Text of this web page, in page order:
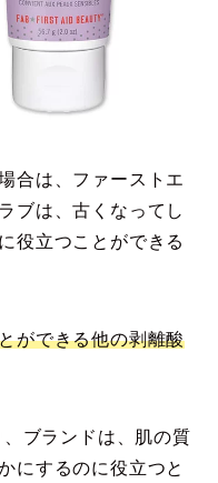
合は、ファーストエ
ブは、古くなってし
役立つことができる
ができる他の剥離酸
ブランドは、肌の質
にするのに役立つと